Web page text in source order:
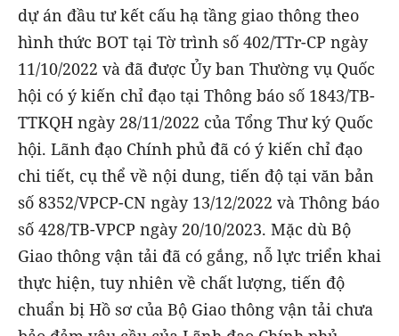
dự án đầu tư kết cấu hạ tầng giao thông theo
hình thức BOT tại Tờ trình số 402/TTr-CP ngày
11/10/2022 và đã được Ủy ban Thường vụ Quốc
hội có ý kiến chỉ đạo tại Thông báo số 1843/TB-
TTKQH ngày 28/11/2022 của Tổng Thư ký Quốc
hội. Lãnh đạo Chính phủ đã có ý kiến chỉ đạo
chi tiết, cụ thể về nội dung, tiến độ tại văn bản
số 8352/VPCP-CN ngày 13/12/2022 và Thông báo
số 428/TB-VPCP ngày 20/10/2023. Mặc dù Bộ
Giao thông vận tải đã có gắng, nỗ lực triển khai
thực hiện, tuy nhiên về chất lượng, tiến độ
chuẩn bị Hồ sơ của Bộ Giao thông vận tải chưa